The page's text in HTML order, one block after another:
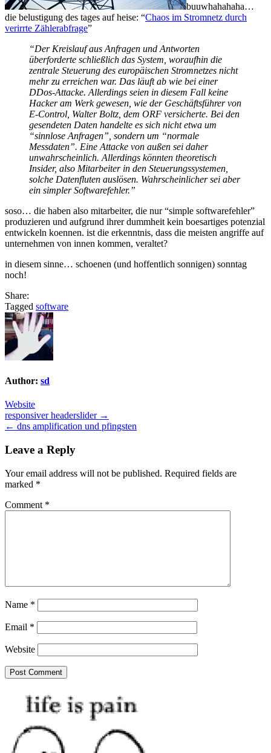
buuwhahahaha…
die belustigung des tages auf heise: “Chaos im Stromnetz durch
verirrte Zählerabfrage”
“Der Kreislauf aus Anfragen und Antworten
überforderte schließlich das System, woraufhin die
zentrale Steuerung des europäischen Stromnetzes nicht
mehr zu erreichen war. Das läuft ab wie bei einer
DDos-Attacke. Allerdings seien in diesem Fall keine
Hacker am Werk gewesen, wie der Geschäftsführer von
E-Control, Walter Boltz, dem ORF versicherte. Bei den
gesendeten Daten handelte es sich nicht etwa um
“sinnlose Anfragen”, sondern um “normale
Messdaten”. Eine Attacke von außen sei daher
unwahrscheinlich. Allerdings könnten theoretisch
Insider, also Mitarbeiter in den Steuerungssystemen,
solche Datenfluten auslösen. Wahrscheinlicher sei aber
ein simpler Softwarefehler.”
soso… die haben also mitarbeiter, die nur “simple softwarefehler”
produzieren und aufgrund ihrer dummheit kein boesartiges potenzial
entwickeln koennen. ist die erkenntnis, dass die meisten angriffe auf
unternehmen von innen kommen, veraltet?
in diesem sinne… schoenen (und hoffentlich sonnigen) sonntag
noch!
Share:
Tagged software
Author: sd
Website
Post
navigation
responsiver headerslider →
← dns amplification und pfingsten
Leave a Reply
Your email address will not be published. Required fields are
marked *
Comment *
Name *
Email *
Website